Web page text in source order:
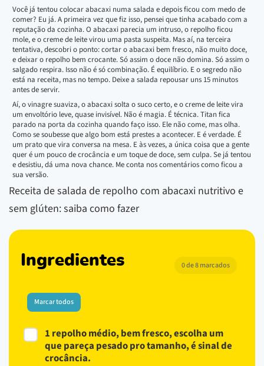
Você já tentou colocar abacaxi numa salada e depois ficou com medo de
comer? Eu já. A primeira vez que fiz isso, pensei que tinha acabado com a
reputação da cozinha. O abacaxi parecia um intruso, o repolho ficou
mole, e o creme de leite virou uma pasta suspeita. Mas aí, na terceira
tentativa, descobri o ponto: cortar o abacaxi bem fresco, não muito doce,
e deixar o repolho bem crocante. Só assim o doce não domina. Só assim o
salgado respira. Isso não é só combinação. É equilíbrio. E o segredo não
está na receita, mas no tempo. Deixe a salada repousar uns 15 minutos
antes de servir.
Aí, o vinagre suaviza, o abacaxi solta o suco certo, e o creme de leite vira
um envoltório leve, quase invisível. Não é magia. É técnica. Titan fica
parado na porta da cozinha quando faço isso. Ele não come, mas olha.
Como se soubesse que algo bom está prestes a acontecer. E é verdade. É
um prato que vira conversa na mesa. E às vezes, a única coisa que a gente
quer é um pouco de crocância e um toque de doce, sem culpa. Se já tentou
e desistiu, dá uma nova chance. Me conta nos comentários como ficou a
sua versão.
Receita de salada de repolho com abacaxi nutritivo e
sem glúten: saiba como fazer
Ingredientes 0 de 8 marcados
Marcar todos
1 repolho médio, bem fresco, escolha um
que pareça pesado pro tamanho, é sinal de
crocância.